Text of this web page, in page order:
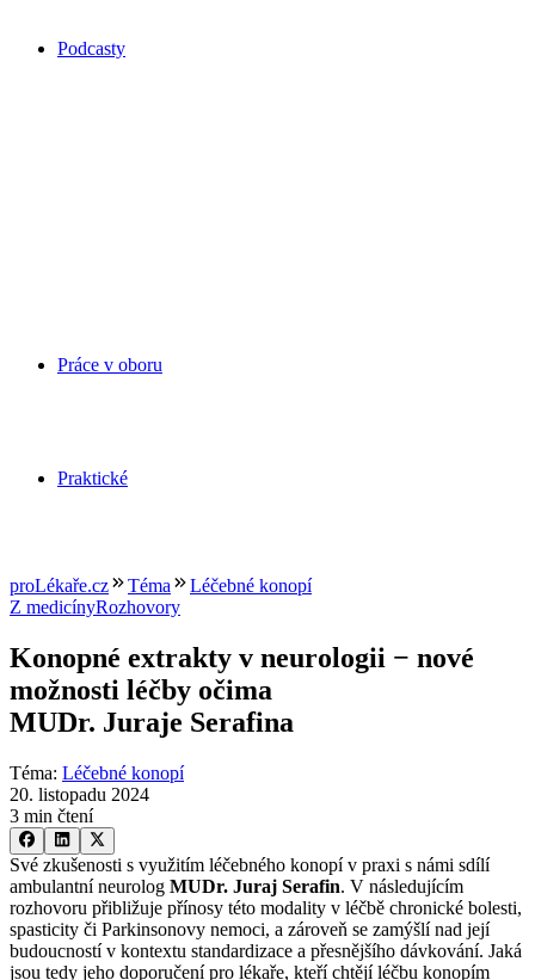
Podcasty
Práce v oboru
Praktické
proLékaře.cz Téma
Léčebné konopí
Z medicínyRozhovory
Konopné extrakty v neurologii −⁠ nové
možnosti léčby očima
MUDr. Juraje Serafina
Téma: Léčebné konopí
20. listopadu 2024
3 min čtení
Své zkušenosti s využitím léčebného konopí v praxi s námi sdílí
ambulantní neurolog MUDr. Juraj Serafin. V následujícím
rozhovoru přibližuje přínosy této modality v léčbě chronické bolesti,
spasticity či Parkinsonovy nemoci, a zároveň se zamýšlí nad její
budoucností v kontextu standardizace a přesnějšího dávkování. Jaká
jsou tedy jeho doporučení pro lékaře, kteří chtějí léčbu konopím